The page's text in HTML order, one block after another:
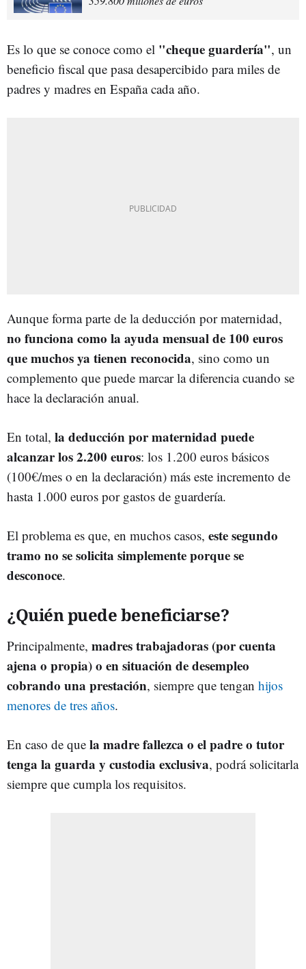
Es lo que se conoce como el "cheque guardería", un
beneficio fiscal que pasa desapercibido para miles de
padres y madres en España cada año.
Aunque forma parte de la deducción por maternidad,
no funciona como la ayuda mensual de 100 euros
que muchos ya tienen reconocida, sino como un
complemento que puede marcar la diferencia cuando se
hace la declaración anual.
En total, la deducción por maternidad puede
alcanzar los 2.200 euros: los 1.200 euros básicos
(100€/mes o en la declaración) más este incremento de
hasta 1.000 euros por gastos de guardería.
El problema es que, en muchos casos, este segundo
tramo no se solicita simplemente porque se
desconoce.
¿Quién puede beneficiarse?
Principalmente, madres trabajadoras (por cuenta
ajena o propia) o en situación de desempleo
cobrando una prestación, siempre que tengan hijos
menores de tres años.
En caso de que la madre fallezca o el padre o tutor
tenga la guarda y custodia exclusiva, podrá solicitarla
siempre que cumpla los requisitos.